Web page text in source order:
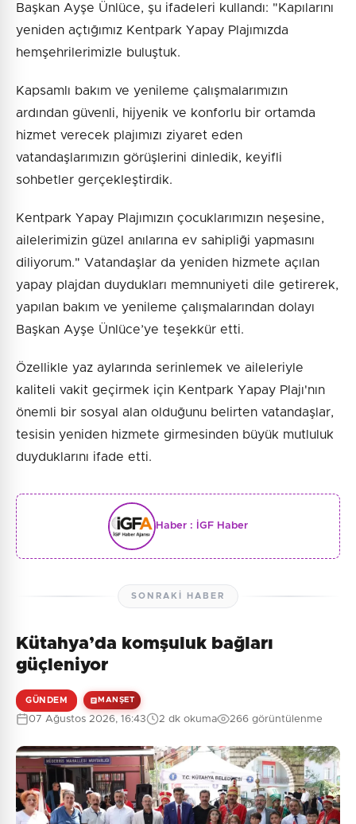
Başkan Ayşe Ünlüce, şu ifadeleri kullandı: "Kapılarını
yeniden açtığımız Kentpark Yapay Plajımızda
hemşehrilerimizle buluştuk.
Kapsamlı bakım ve yenileme çalışmalarımızın
ardından güvenli, hijyenik ve konforlu bir ortamda
hizmet verecek plajımızı ziyaret eden
vatandaşlarımızın görüşlerini dinledik, keyifli
sohbetler gerçekleştirdik.
Kentpark Yapay Plajımızın çocuklarımızın neşesine,
ailelerimizin güzel anılarına ev sahipliği yapmasını
diliyorum." Vatandaşlar da yeniden hizmete açılan
yapay plajdan duydukları memnuniyeti dile getirerek,
yapılan bakım ve yenileme çalışmalarından dolayı
Başkan Ayşe Ünlüce’ye teşekkür etti.
Özellikle yaz aylarında serinlemek ve aileleriyle
kaliteli vakit geçirmek için Kentpark Yapay Plajı'nın
önemli bir sosyal alan olduğunu belirten vatandaşlar,
tesisin yeniden hizmete girmesinden büyük mutluluk
duyduklarını ifade etti.
Haber : İGF Haber
SONRAKI HABER
Kütahya’da komşuluk bağları
güçleniyor
GÜNDEM MANŞET
07 Ağustos 2026, 16:43 2 dk okuma 266 görüntülenme